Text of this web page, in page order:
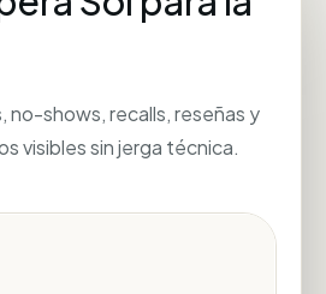
no-shows, recalls, reseñas y
visibles sin jerga técnica.